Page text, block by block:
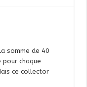
somme de 40
pour chaque
ce collector